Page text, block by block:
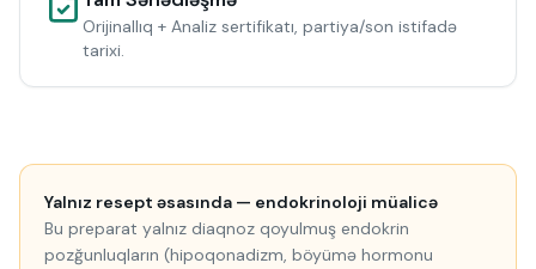
Orijinallıq + Analiz sertifikatı, partiya/son istifadə
tarixi.
Yalnız resept əsasında — endokrinoloji müalicə
Bu preparat yalnız diaqnoz qoyulmuş endokrin
pozğunluqların (hipoqonadizm, böyümə hormonu